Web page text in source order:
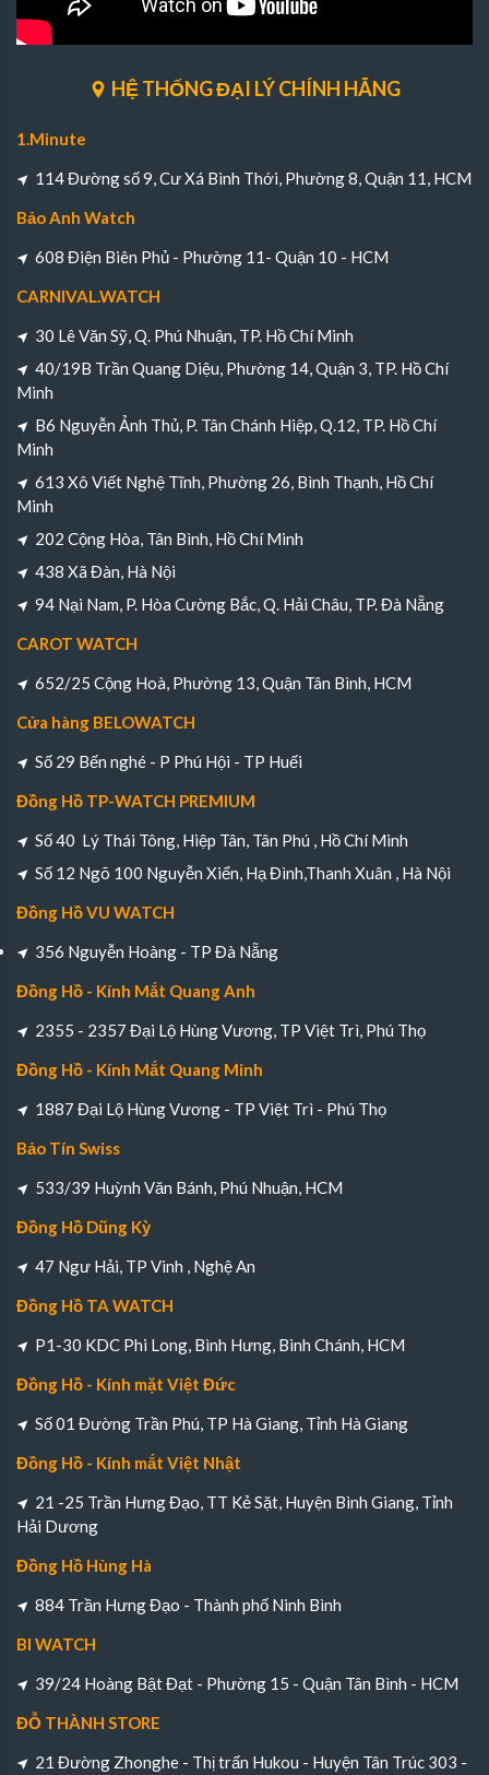
HỆ THỐNG ĐẠI LÝ CHÍNH HÃNG
1.Minute
114 Đường số 9, Cư Xá Bình Thới, Phường 8, Quận 11, HCM
Bảo Anh Watch
608 Điện Biên Phủ - Phường 11- Quận 10 - HCM
CARNIVAL.WATCH
30 Lê Văn Sỹ, Q. Phú Nhuận, TP. Hồ Chí Minh
40/19B Trần Quang Diệu, Phường 14, Quận 3, TP. Hồ Chí
Minh
B6 Nguyễn Ảnh Thủ, P. Tân Chánh Hiệp, Q.12, TP. Hồ Chí
Minh
613 Xô Viết Nghệ Tĩnh, Phường 26, Bình Thạnh, Hồ Chí
Minh
202 Cộng Hòa, Tân Bình, Hồ Chí Minh
438 Xã Đàn, Hà Nội
94 Nại Nam, P. Hòa Cường Bắc, Q. Hải Châu, TP. Đà Nẵng
CAROT WATCH
652/25 Cộng Hoà, Phường 13, Quận Tân Bình, HCM
Cửa hàng BELOWATCH
Số 29 Bến nghé - P Phú Hội - TP Huếi
Đồng Hồ TP-WATCH PREMIUM
Số 40 Lý Thái Tông, Hiệp Tân, Tân Phú , Hồ Chí Minh
Số 12 Ngõ 100 Nguyễn Xiển, Hạ Đình,Thanh Xuân , Hà Nội
Đồng Hồ VU WATCH
356 Nguyễn Hoàng - TP Đà Nẵng
Đồng Hồ - Kính Mắt Quang Anh
2355 - 2357 Đại Lộ Hùng Vương, TP Việt Trì, Phú Thọ
Đồng Hồ - Kính Mắt Quang Minh
1887 Đại Lộ Hùng Vương - TP Việt Trì - Phú Thọ
Bảo Tín Swiss
533/39 Huỳnh Văn Bánh, Phú Nhuận, HCM
Đồng Hồ Dũng Kỳ
47 Ngư Hải, TP Vinh , Nghệ An
Đồng Hồ TA WATCH
P1-30 KDC Phi Long, Bình Hưng, Bình Chánh, HCM
Đồng Hồ - Kính mặt Việt Đức
Số 01 Đường Trần Phú, TP Hà Giang, Tỉnh Hà Giang
Đồng Hồ - Kính mắt Việt Nhật
21 -25 Trần Hưng Đạo, TT Kẻ Sặt, Huyện Bình Giang, Tỉnh
Hải Dương
Đồng Hồ Hùng Hà
884 Trần Hưng Đạo - Thành phố Ninh Bình
BI WATCH
39/24 Hoàng Bật Đạt - Phường 15 - Quận Tân Bình - HCM
ĐỖ THÀNH STORE
21 Đường Zhonghe - Thị trấn Hukou - Huyện Tân Trúc 303 -